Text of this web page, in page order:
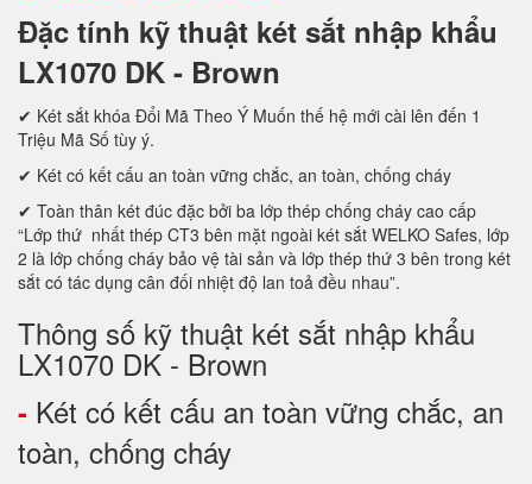
Đặc tính kỹ thuật két sắt nhập khẩu
LX1070 DK - Brown
✔ Két sắt khóa Đổi Mã Theo Ý Muốn thế hệ mới cài lên đến 1
Triệu Mã Số tùy ý.
✔ Két có kết cấu an toàn vững chắc, an toàn, chống cháy
✔ Toàn thân két đúc đặc bởi ba lớp thép chống cháy cao cấp
“Lớp thứ nhất thép CT3 bên mặt ngoài két sắt WELKO Safes, lớp
2 là lớp chống cháy bảo vệ tài sản và lớp thép thứ 3 bên trong két
sắt có tác dụng cân đối nhiệt độ lan toả đều nhau”.
Thông số kỹ thuật két sắt nhập khẩu
LX1070 DK - Brown
- Két có kết cấu an toàn vững chắc, an
toàn, chống cháy